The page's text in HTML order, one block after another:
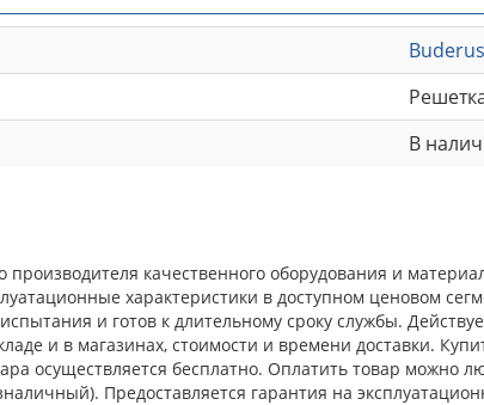
Buderus
В
качественного оборудования и
характеристики в доступном ценовом
и готов к длительному сроку службы.
и в магазинах, стоимости и времени доставки.
осуществляется бесплатно. Оплатить товар можно
Предоставляется гарантия на